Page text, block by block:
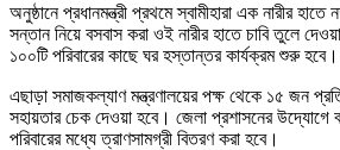
অনুষ্ঠানে প্রধানমন্ত্রী প্রথমে স্বামীহারা এক নারীর
সন্তান নিয়ে বসবাস করা ওই নারীর হাতে চাবি তুলে
১০০টি পরিবারের কাছে ঘর হস্তান্তর কার্যক্রম শুরু হবে।
এছাড়া সমাজকল্যাণ মন্ত্রণালয়ের পক্ষ থেকে ১৫ জন
সহায়তার চেক দেওয়া হবে। জেলা প্রশাসনের
পরিবারের মধ্যে ত্রাণসামগ্রী বিতরণ করা হবে।